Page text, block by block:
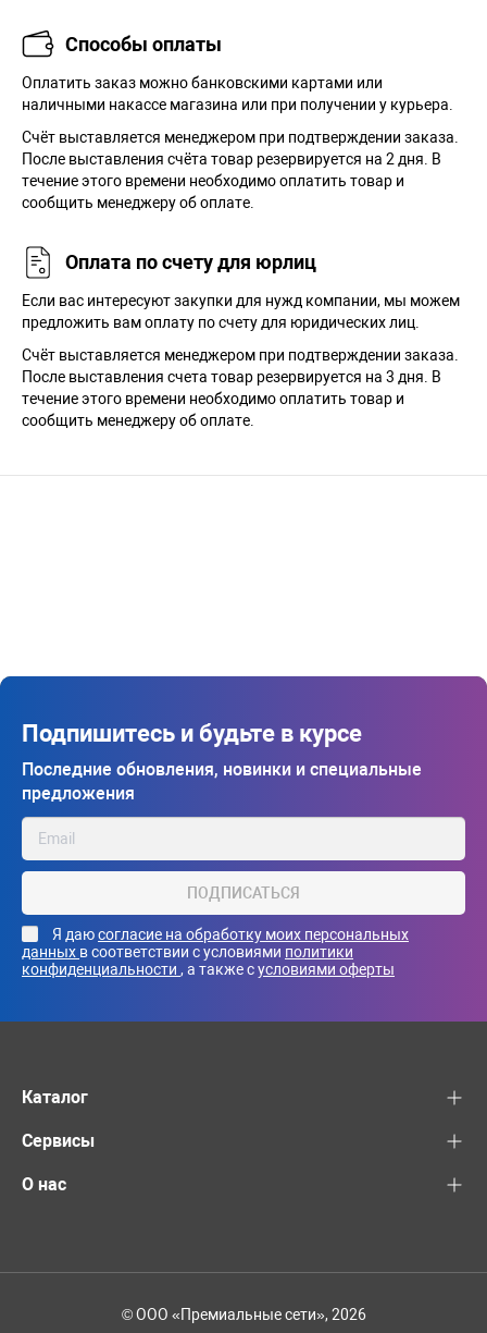
Способы оплаты
Оплатить заказ можно банковскими картами или
наличными накассе магазина или при получении у курьера.
Cчёт выставляется менеджером при подтверждении заказа.
После выставления счёта товар резервируется на 2 дня. В
течение этого времени необходимо оплатить товар и
сообщить менеджеру об оплате.
Оплата по счету для юрлиц
Если вас интересуют закупки для нужд компании, мы можем
предложить вам оплату по счету для юридических лиц.
Счёт выставляется менеджером при подтверждении заказа.
После выставления счета товар резервируется на 3 дня. В
течение этого времени необходимо оплатить товар и
сообщить менеджеру об оплате.
Подпишитесь и будьте в курсе
Последние обновления, новинки и специальные
предложения
ПОДПИСАТЬСЯ
Я даюсогласие на обработку моих персональных
данных в соответствии с условиями политики
конфиденциальности , а также сусловиями оферты
Каталог
Сервисы
О нас
© ООО «Премиальные сети», 2026